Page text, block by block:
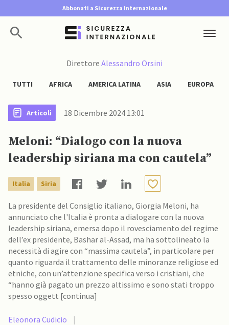
Abbonati a Sicurezza Internazionale
Direttore Alessandro Orsini
TUTTI AFRICA AMERICA LATINA ASIA EUROPA
Articoli 18 Dicembre 2024 13:01
Meloni: “Dialogo con la nuova
leadership siriana ma con cautela”
Italia Siria
La presidente del Consiglio italiano, Giorgia Meloni, ha
annunciato che l'Italia è pronta a dialogare con la nuova
leadership siriana, emersa dopo il rovesciamento del regime
dell’ex presidente, Bashar al-Assad, ma ha sottolineato la
necessità di agire con “massima cautela”, in particolare per
quanto riguarda il trattamento delle minoranze religiose ed
etniche, con un’attenzione specifica verso i cristiani, che
“hanno già pagato un prezzo altissimo e sono stati troppo
spesso oggett [continua]
Eleonora Cudicio |